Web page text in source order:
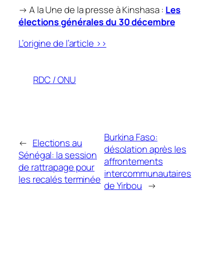
→ A la Une de la presse à Kinshasa : Les
élections générales du 30 décembre
L’origine de l’article >>
RDC / ONU
← Elections au
Sénégal: la session
de rattrapage pour
les recalés terminée
Burkina Faso:
désolation après les
affrontements
intercommunautaires
de Yirbou →